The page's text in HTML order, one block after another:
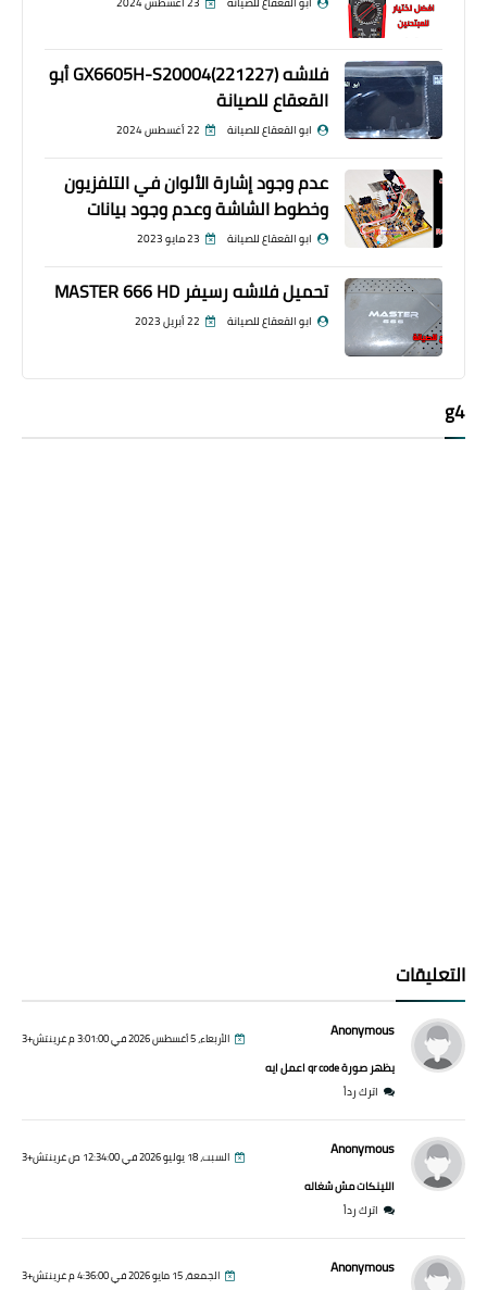
فلاشه GX6605H-S20004(221227) أبو
القعقاع للصيانة
ابو القعقاع للصيانة 22 أغسطس 2024
عدم وجود إشارة الألوان في التلفزيون
وخطوط الشاشة وعدم وجود بيانات
ابو القعقاع للصيانة 23 مايو 2023
تحميل فلاشه رسيفر MASTER 666 HD
ابو القعقاع للصيانة 22 أبريل 2023
g4
التعليقات
Anonymous الأربعاء، 5 أغسطس 2026 في 3:01:00 م غرينتش+3
يظهر صورة qr code اعمل ايه
اترك رداً
Anonymous السبت، 18 يوليو 2026 في 12:34:00 ص غرينتش+3
اللينكات مش شغاله
اترك رداً
Anonymous الجمعة، 15 مايو 2026 في 4:36:00 م غرينتش+3